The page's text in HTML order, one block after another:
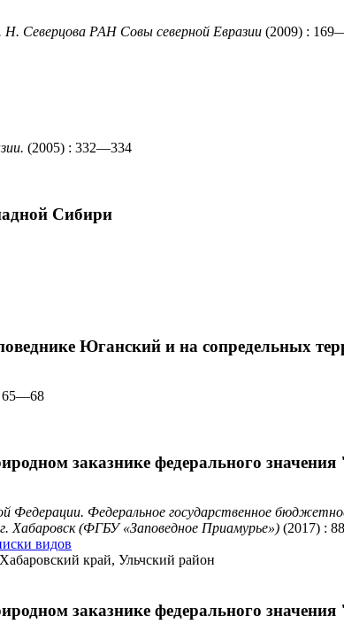
Северцова РАН Совы северной Евразии (2009) :
(2005) : 332—334
Сибири
Юганский и на сопредельных
65—68
заказнике федерального
Федерации. Федеральное государственное
г. Хабаровск (ФГБУ «Заповедное Приамурье») (2017) : 88
видов
край, Ульчский район
заказнике федерального